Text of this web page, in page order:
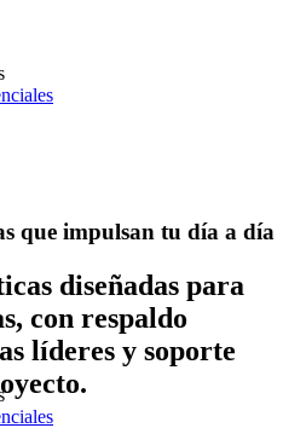
s que impulsan tu día a día
diseñadas para
con respaldo
líderes y soporte